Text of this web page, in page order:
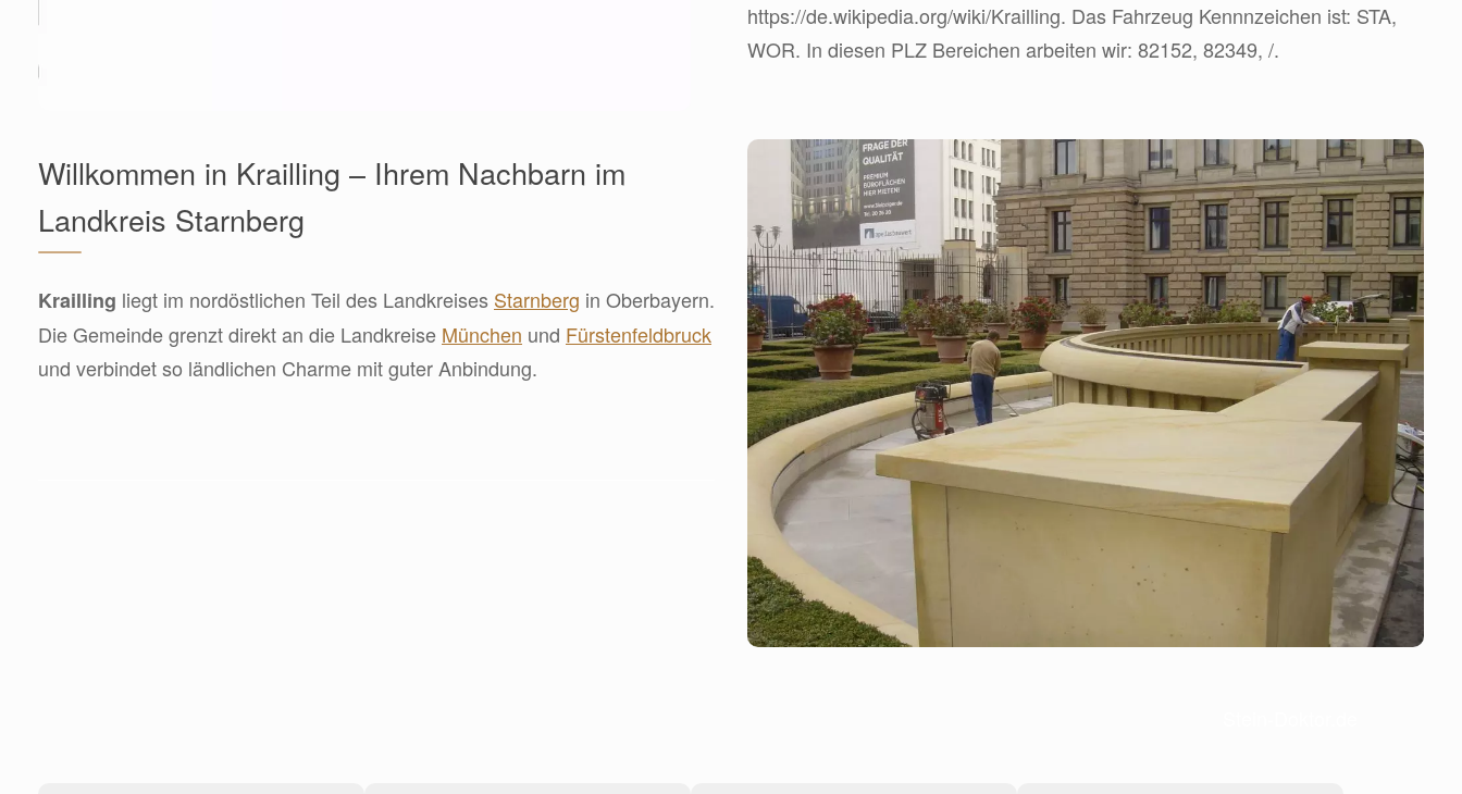
https://de.wikipedia.org/wiki/Krailling. Das Fahrzeug Kennnzeichen ist: STA,
WOR. In diesen PLZ Bereichen arbeiten wir: 82152, 82349, /.
Willkommen in Krailling – Ihrem Nachbarn im
Landkreis Starnberg
Krailling liegt im nordöstlichen Teil des Landkreises Starnberg in Oberbayern.
Die Gemeinde grenzt direkt an die Landkreise München und Fürstenfeldbruck
und verbindet so ländlichen Charme mit guter Anbindung.